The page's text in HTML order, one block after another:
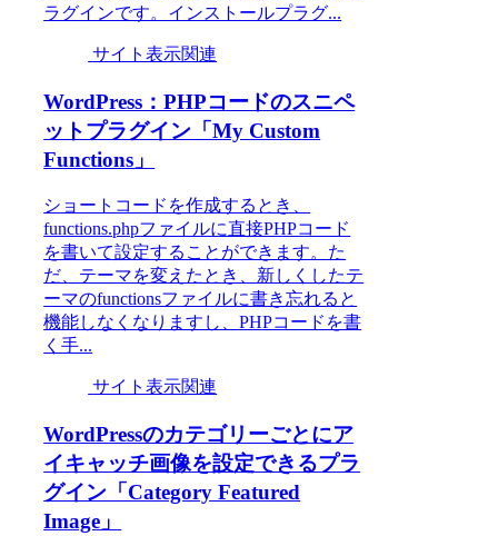
ラグインです。インストールプラグ...
サイト表示関連
WordPress：PHPコードのスニペ
ットプラグイン「My Custom
Functions」
ショートコードを作成するとき、
functions.phpファイルに直接PHPコード
を書いて設定することができます。た
だ、テーマを変えたとき、新しくしたテ
ーマのfunctionsファイルに書き忘れると
機能しなくなりますし、PHPコードを書
く手...
サイト表示関連
WordPressのカテゴリーごとにア
イキャッチ画像を設定できるプラ
グイン「Category Featured
Image」